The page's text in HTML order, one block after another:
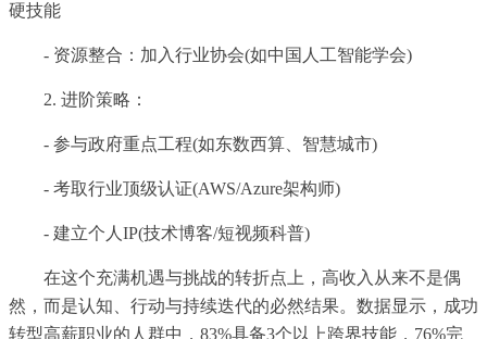
硬技能
- 资源整合：加入行业协会(如中国人工智能学会)
2. 进阶策略：
- 参与政府重点工程(如东数西算、智慧城市)
- 考取行业顶级认证(AWS/Azure架构师)
- 建立个人IP(技术博客/短视频科普)
在这个充满机遇与挑战的转折点上，高收入从来不是偶
然，而是认知、行动与持续迭代的必然结果。数据显示，成功
转型高薪职业的人群中，83%具备3个以上跨界技能，76%完